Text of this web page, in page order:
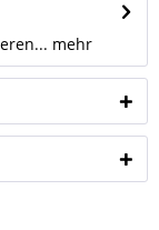
mehr